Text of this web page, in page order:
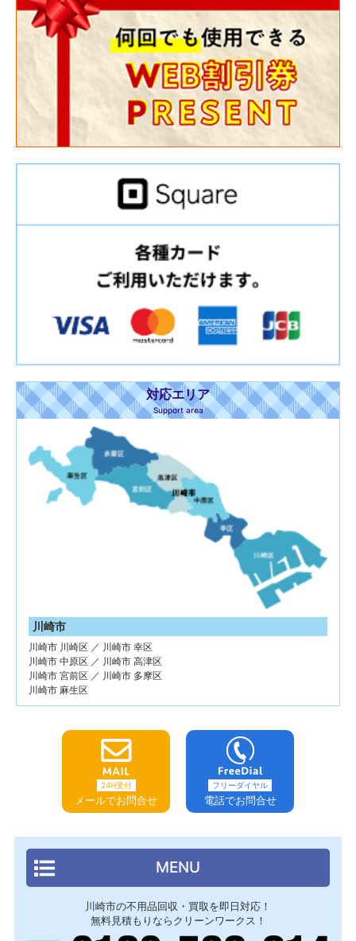
対応エリア
Support area
川崎市
川崎市 川崎区 ／ 川崎市 幸区
川崎市 中原区 ／ 川崎市 高津区
川崎市 宮前区 ／ 川崎市 多摩区
川崎市 麻生区
24H受付
メールでお問合せ
フリーダイヤル
電話でお問合せ
MENU
川崎市の不用品回収・買取を即日対応！
無料見積もりならクリーンワークス！